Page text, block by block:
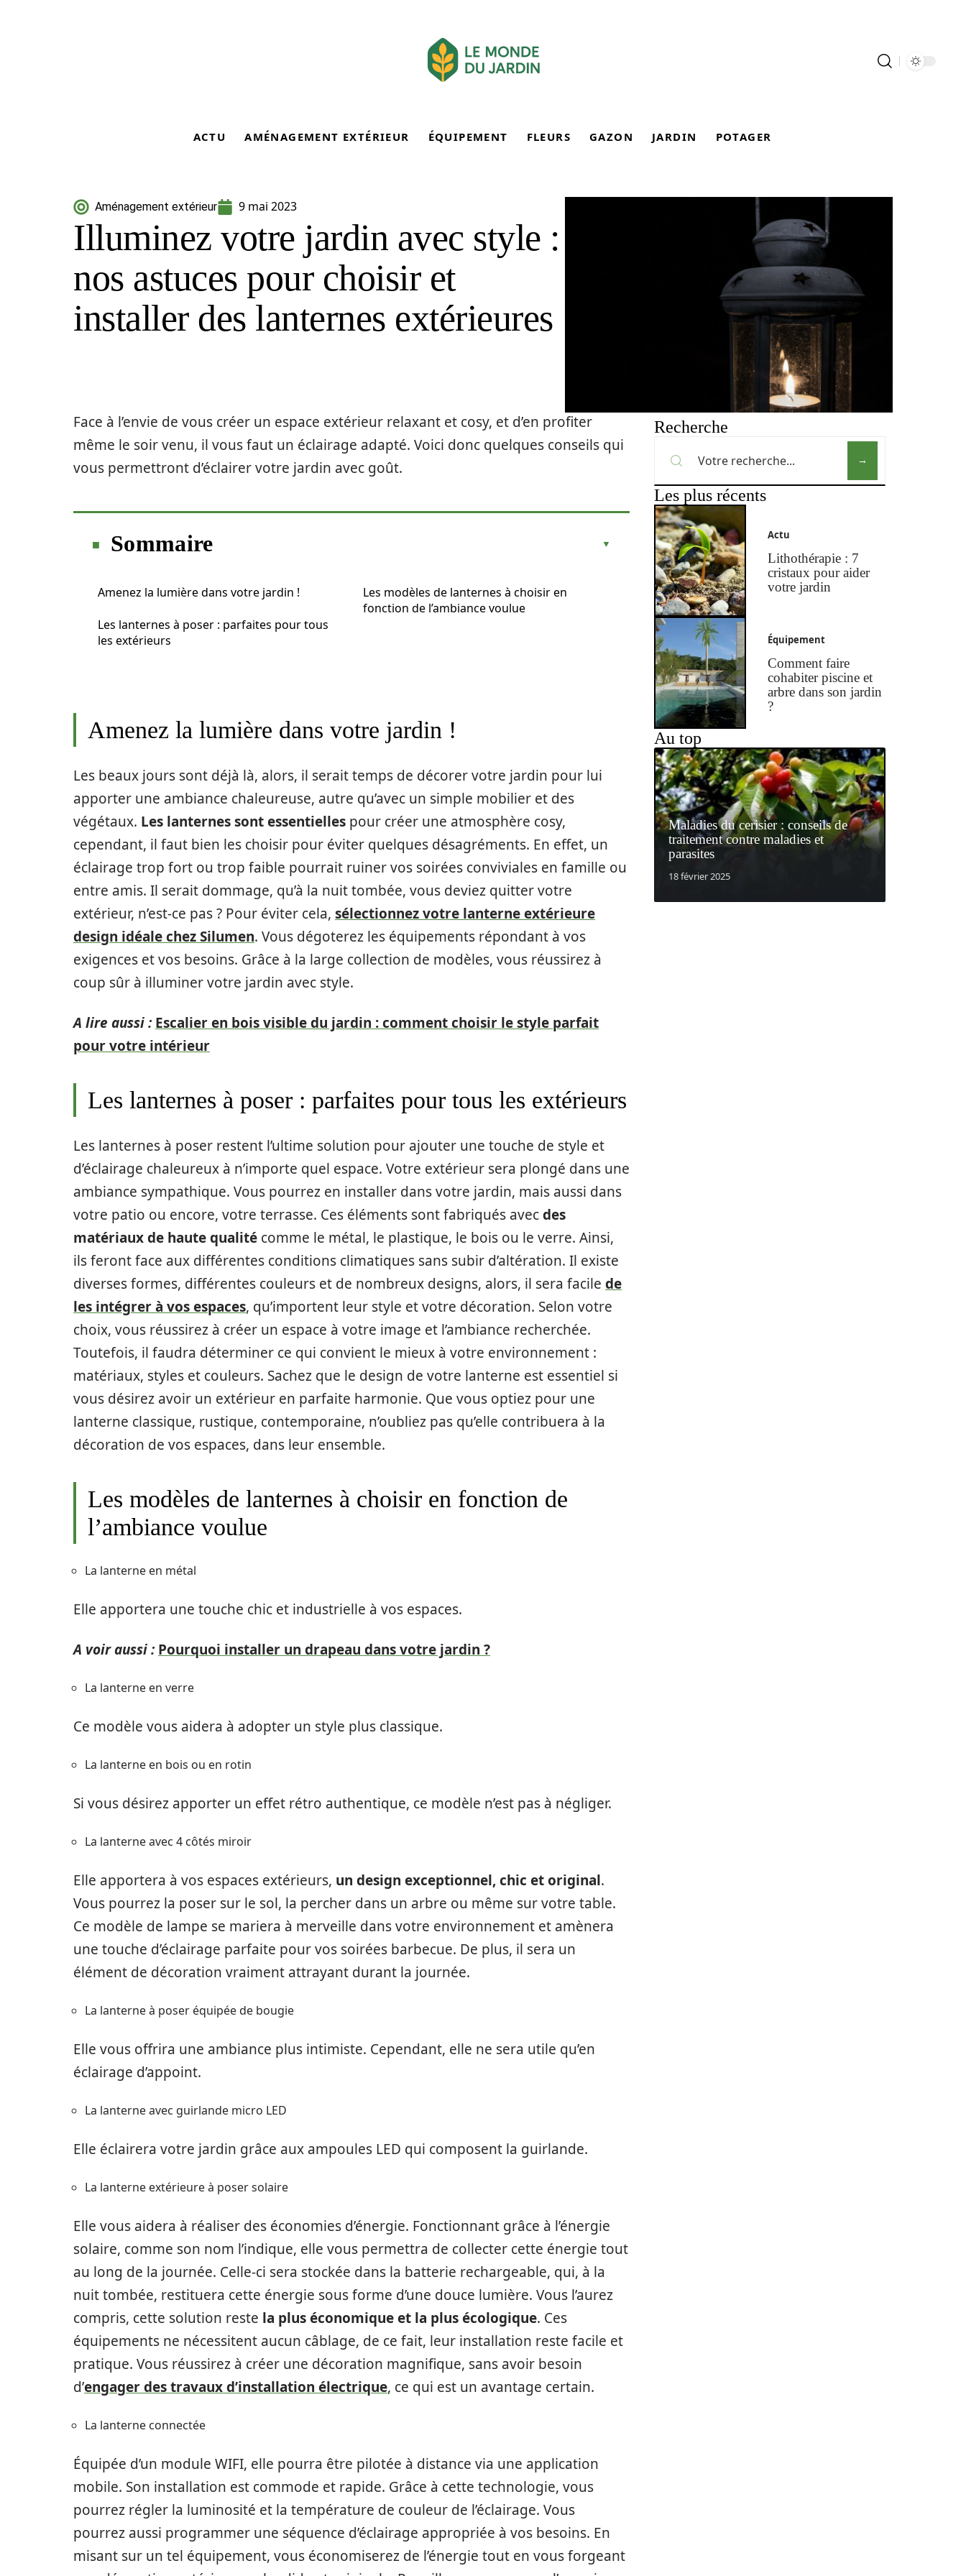
ACTU AMÉNAGEMENT EXTÉRIEUR ÉQUIPEMENT FLEURS GAZON JARDIN POTAGER
Aménagement extérieur 9 mai 2023
Illuminez votre jardin avec style :
nos astuces pour choisir et
installer des lanternes extérieures
Face à l’envie de vous créer un espace extérieur relaxant et cosy, et d’en profiter
même le soir venu, il vous faut un éclairage adapté. Voici donc quelques conseils qui
vous permettront d’éclairer votre jardin avec goût.
Sommaire
Amenez la lumière dans votre jardin !
Les lanternes à poser : parfaites pour tous
les extérieurs
Les modèles de lanternes à choisir en
fonction de l’ambiance voulue
Amenez la lumière dans votre jardin !
Les beaux jours sont déjà là, alors, il serait temps de décorer votre jardin pour lui
apporter une ambiance chaleureuse, autre qu’avec un simple mobilier et des
végétaux. Les lanternes sont essentielles pour créer une atmosphère cosy,
cependant, il faut bien les choisir pour éviter quelques désagréments. En effet, un
éclairage trop fort ou trop faible pourrait ruiner vos soirées conviviales en famille ou
entre amis. Il serait dommage, qu’à la nuit tombée, vous deviez quitter votre
extérieur, n’est-ce pas ? Pour éviter cela, sélectionnez votre lanterne extérieure
design idéale chez Silumen. Vous dégoterez les équipements répondant à vos
exigences et vos besoins. Grâce à la large collection de modèles, vous réussirez à
coup sûr à illuminer votre jardin avec style.
A lire aussi : Escalier en bois visible du jardin : comment choisir le style parfait
pour votre intérieur
Les lanternes à poser : parfaites pour tous les extérieurs
Les lanternes à poser restent l’ultime solution pour ajouter une touche de style et
d’éclairage chaleureux à n’importe quel espace. Votre extérieur sera plongé dans une
ambiance sympathique. Vous pourrez en installer dans votre jardin, mais aussi dans
votre patio ou encore, votre terrasse. Ces éléments sont fabriqués avecdes
matériaux de haute qualité comme le métal, le plastique, le bois ou le verre. Ainsi,
ils feront face aux différentes conditions climatiques sans subir d’altération. Il existe
diverses formes, différentes couleurs et de nombreux designs, alors, il sera facile de
les intégrer à vos espaces, qu’importent leur style et votre décoration. Selon votre
choix, vous réussirez à créer un espace à votre image et l’ambiance recherchée.
Toutefois, il faudra déterminer ce qui convient le mieux à votre environnement :
matériaux, styles et couleurs. Sachez que le design de votre lanterne est essentiel si
vous désirez avoir un extérieur en parfaite harmonie. Que vous optiez pour une
lanterne classique, rustique, contemporaine, n’oubliez pas qu’elle contribuera à la
décoration de vos espaces, dans leur ensemble.
Les modèles de lanternes à choisir en fonction de
l’ambiance voulue
La lanterne en métal
Elle apportera une touche chic et industrielle à vos espaces.
A voir aussi : Pourquoi installer un drapeau dans votre jardin ?
La lanterne en verre
Ce modèle vous aidera à adopter un style plus classique.
La lanterne en bois ou en rotin
Si vous désirez apporter un effet rétro authentique, ce modèle n’est pas à négliger.
La lanterne avec 4 côtés miroir
Elle apportera à vos espaces extérieurs, un design exceptionnel, chic et original.
Vous pourrez la poser sur le sol, la percher dans un arbre ou même sur votre table.
Ce modèle de lampe se mariera à merveille dans votre environnement et amènera
une touche d’éclairage parfaite pour vos soirées barbecue. De plus, il sera un
élément de décoration vraiment attrayant durant la journée.
La lanterne à poser équipée de bougie
Elle vous offrira une ambiance plus intimiste. Cependant, elle ne sera utile qu’en
éclairage d’appoint.
La lanterne avec guirlande micro LED
Elle éclairera votre jardin grâce aux ampoules LED qui composent la guirlande.
La lanterne extérieure à poser solaire
Elle vous aidera à réaliser des économies d’énergie. Fonctionnant grâce à l’énergie
solaire, comme son nom l’indique, elle vous permettra de collecter cette énergie tout
au long de la journée. Celle-ci sera stockée dans la batterie rechargeable, qui, à la
nuit tombée, restituera cette énergie sous forme d’une douce lumière. Vous l’aurez
compris, cette solution reste la plus économique et la plus écologique. Ces
équipements ne nécessitent aucun câblage, de ce fait, leur installation reste facile et
pratique. Vous réussirez à créer une décoration magnifique, sans avoir besoin
d’engager des travaux d’installation électrique, ce qui est un avantage certain.
La lanterne connectée
Équipée d’un module WIFI, elle pourra être pilotée à distance via une application
mobile. Son installation est commode et rapide. Grâce à cette technologie, vous
pourrez régler la luminosité et la température de couleur de l’éclairage. Vous
pourrez aussi programmer une séquence d’éclairage appropriée à vos besoins. En
misant sur un tel équipement, vous économiserez de l’énergie tout en vous forgeant
Recherche
Les plus récents
Actu
Lithothérapie : 7
cristaux pour aider
votre jardin
Équipement
Comment faire
cohabiter piscine et
arbre dans son jardin
?
Au top
Maladies du cerisier : conseils de
traitement contre maladies et
parasites
18 février 2025